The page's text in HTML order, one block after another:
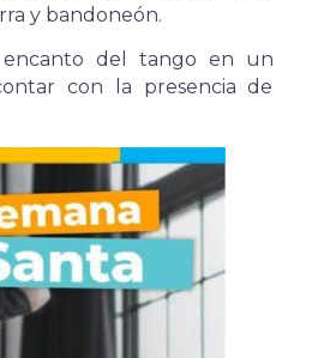
y bandoneón.
del tango en un
con la presencia de